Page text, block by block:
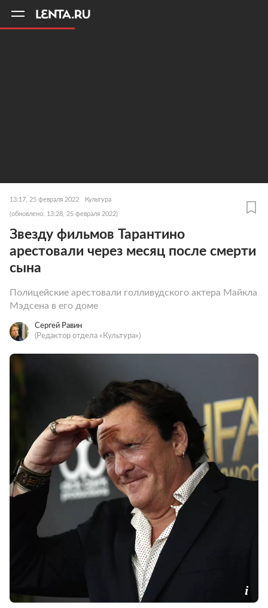
13:17, 25 февраля 2022 Культура
(обновлено: 13:28, 25 февраля 2022)
Звезду фильмов Тарантино
арестовали через месяц после смерти
сына
Полицейские арестовали голливудского актера Майкла
Мэдсена в его доме
Сергей Равин
(Редактор отдела «Культура»)